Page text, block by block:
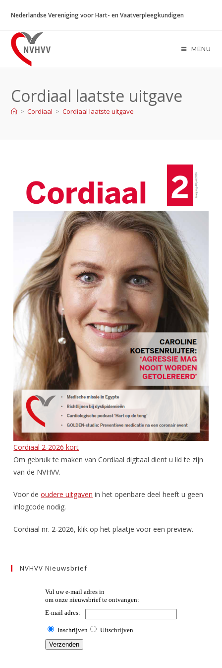
naar
inhoud
Nederlandse Vereniging voor Hart- en Vaatverpleegkundigen
MENU
Cordiaal laatste uitgave
> Cordiaal > Cordiaal laatste uitgave
Cordiaal 2-2026 kort
Om gebruik te maken van Cordiaal digitaal dient u lid te zijn
van de NVHVV.
Voor deoudere uitgaven in het openbare deel heeft u geen
inlogcode nodig.
Cordiaal nr. 2-2026, klik op het plaatje voor een preview.
NVHVV Nieuwsbrief